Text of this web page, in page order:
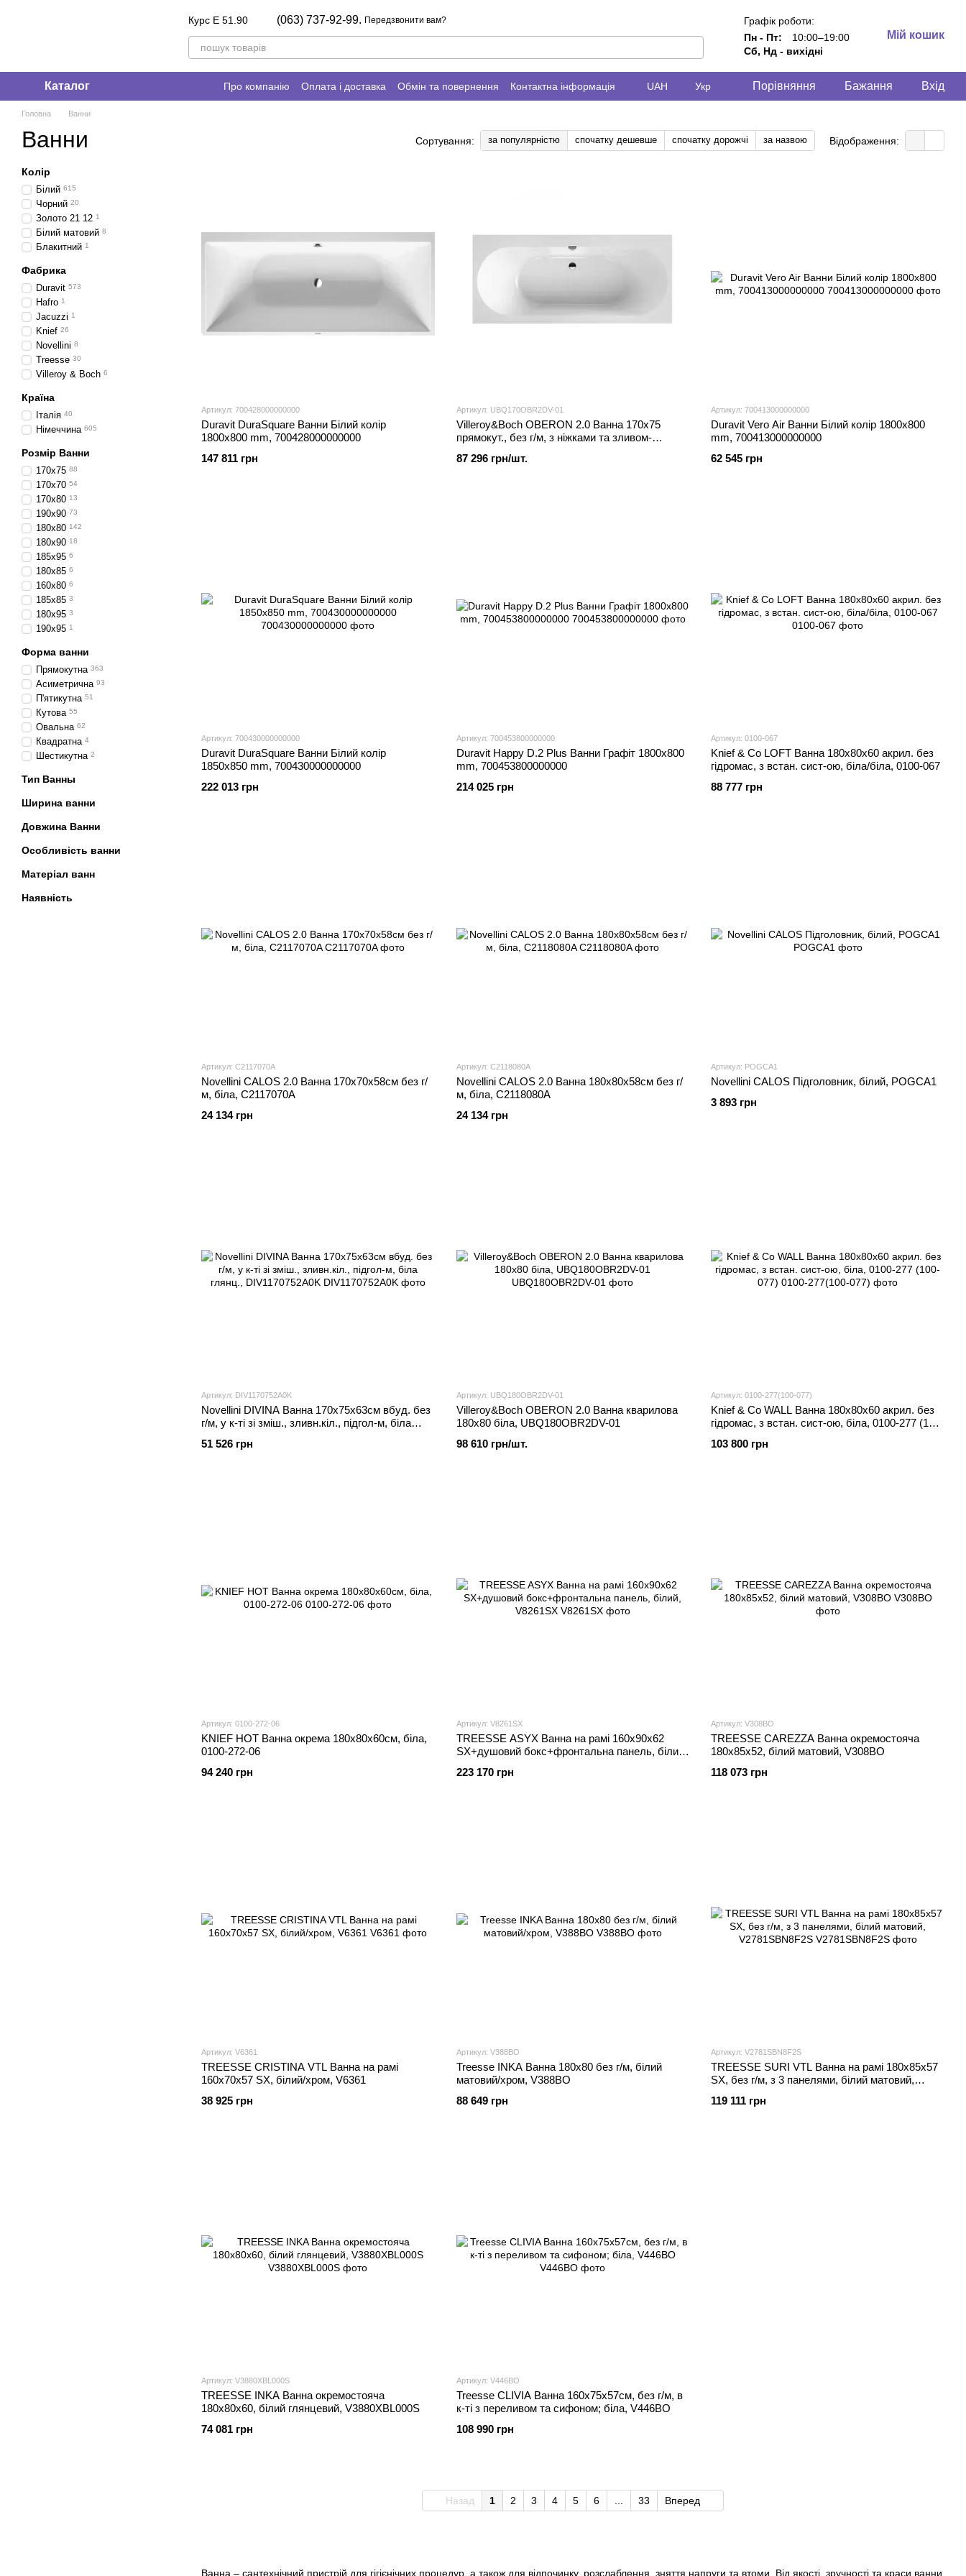
Курс E 51.90
(063) 737-92-99. Передзвонити вам?
Графік роботи:
Пн - Пт:
10:00–19:00
Сб, Нд - вихідні
Мій кошик
Каталог Про компанію Оплата і доставка Обмін та повернення Контактна інформація UAH Укр Порівняння Бажання Вхід
Головна Ванни
Ванни Сортування: за популярністю спочатку дешевше спочатку дорожчі за назвою Відображення:
Ванна – сантехнічний пристрій для гігієнічних процедур, а також для відпочинку, розслаблення, зняття напруги та втоми. Від якості, зручності та краси ванни
Артикул: 700428000000000
Duravit DuraSquare Ванни Білий колір
1800x800 mm, 700428000000000
147 811 грн
Артикул: UBQ170OBR2DV-01
Villeroy&Boch OBERON 2.0 Ванна 170х75
прямокут., без г/м, з ніжками та зливом-
UBQ170OBR2DV-01
87 296 грн/шт.
Артикул: 700413000000000
Duravit Vero Air Ванни Білий колір 1800x800
mm, 700413000000000
62 545 грн
Артикул: 700430000000000
Duravit DuraSquare Ванни Білий колір
1850x850 mm, 700430000000000
222 013 грн
Артикул: 700453800000000
Duravit Happy D.2 Plus Ванни Графіт 1800x800
mm, 700453800000000
214 025 грн
Артикул: 0100-067
Knief & Co LOFT Ванна 180x80x60 акрил. без
гідромас, з встан. сист-ою, біла/біла, 0100-067
88 777 грн
Артикул: C2117070A
Novellini CALOS 2.0 Ванна 170x70x58см без г/
м, біла, C2117070A
24 134 грн
Артикул: C2118080A
Novellini CALOS 2.0 Ванна 180x80x58см без г/
м, біла, C2118080A
24 134 грн
Артикул: POGCA1
Novellini CALOS Підголовник, білий, POGCA1
3 893 грн
Артикул: DIV1170752A0K
Novellini DIVINA Ванна 170x75x63см вбуд. без
г/м, у к-ті зі зміш., зливн.кіл., підгол-м, біла
51 526 грн
Артикул: UBQ180OBR2DV-01
Villeroy&Boch OBERON 2.0 Ванна кварилова
180x80 біла, UBQ180OBR2DV-01
98 610 грн/шт.
Артикул: 0100-277(100-077)
Knief & Co WALL Ванна 180x80x60 акрил. без
гідромас, з встан. сист-ою, біла, 0100-277 (100-
103 800 грн
Артикул: 0100-272-06
KNIEF HOT Ванна окрема 180x80x60см, біла,
0100-272-06
94 240 грн
Артикул: V8261SX
TREESSE ASYX Ванна на рамі 160х90х62
SX+душовий бокс+фронтальна панель, білий,
223 170 грн
Артикул: V308BO
TREESSE CAREZZA Ванна окремостояча
180x85x52, білий матовий, V308BO
118 073 грн
Артикул: V6361
TREESSE CRISTINA VTL Ванна на рамi
160x70x57 SX, білий/хром, V6361
38 925 грн
Артикул: V388BO
Treesse INKA Ванна 180х80 без г/м, білий
матовий/хром, V388BO
88 649 грн
Артикул: V2781SBN8F2S
TREESSE SURI VTL Ванна на рамі 180х85x57
SX, без г/м, з 3 панелями, білий матовий,
119 111 грн
Артикул: V3880XBL000S
TREESSE INKA Ванна окремостояча
180х80x60, білий глянцевий, V3880XBL000S
74 081 грн
Артикул: V446BO
Treesse CLIVIA Ванна 160x75x57см, без г/м, в
к-ті з переливом та сифоном; біла, V446BO
108 990 грн
Назад 1 2 3 4 5 6 33 Вперед
Колір
Білий 615
Чорний 20
Золото 21 12 1
Білий матовий 8
Блакитний 1
Фабрика
Duravit 573
Hafro 1
Jacuzzi 1
Knief 26
Novellini 8
Treesse 30
Villeroy & Boch 6
Країна
Італія 40
Німеччина 605
Розмір Ванни
170x75 88
170x70 54
170x80 13
190х90 73
180x80 142
180х90 18
185х95 6
180х85 6
160х80 6
185х85 3
180х95 3
190х95 1
Форма ванни
Прямокутна 363
Асиметрична 93
П'ятикутна 51
Кутова 55
Овальна 62
Квадратна 4
Шестикутна 2
Тип Ванны
Ширина ванни
Довжина Ванни
Особливість ванни
Матеріал ванн
Наявність